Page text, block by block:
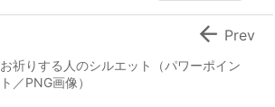
お祈りする人のシルエット（パワーポイン
ト／PNG画像）
 Prev